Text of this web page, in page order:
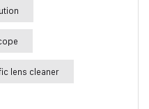
lens cleaner